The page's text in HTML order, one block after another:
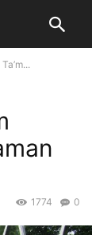
0
1774